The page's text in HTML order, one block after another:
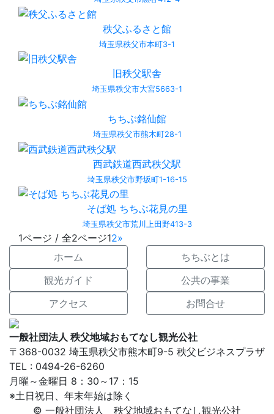
秩父ふるさと館
埼玉県秩父市本町3-1
旧秩父駅舎
埼玉県秩父市大宮5663-1
ちちぶ銘仙館
埼玉県秩父市熊木町28-1
西武鉄道西武秩父駅
埼玉県秩父市野坂町1-16-15
そば処 ちちぶ花見の里
埼玉県秩父市荒川上田野413-3
1ページ / 全2ページ12»
ホーム
ちちぶとは
観光ガイド
公共の事業
アクセス
お問合せ
一般社団法人 秩父地域おもてなし観光公社
〒368-0032 埼玉県秩父市熊木町9-5 秩父ビジネスプラザ
TEL : 0494-26-6260
月曜～金曜日 8：30～17：15
※土日祝日、年末年始は除く
© 一般社団法人 秩父地域おもてなし観光公社